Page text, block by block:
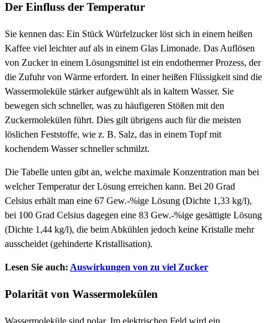
Der Einfluss der Temperatur
Sie kennen das: Ein Stück Würfelzucker löst sich in einem heißen
Kaffee viel leichter auf als in einem Glas Limonade. Das Auflösen
von Zucker in einem Lösungsmittel ist ein endothermer Prozess, der
die Zufuhr von Wärme erfordert. In einer heißen Flüssigkeit sind die
Wassermoleküle stärker aufgewühlt als in kaltem Wasser. Sie
bewegen sich schneller, was zu häufigeren Stößen mit den
Zuckermolekülen führt. Dies gilt übrigens auch für die meisten
löslichen Feststoffe, wie z. B. Salz, das in einem Topf mit
kochendem Wasser schneller schmilzt.
Die Tabelle unten gibt an, welche maximale Konzentration man bei
welcher Temperatur der Lösung erreichen kann. Bei 20 Grad
Celsius erhält man eine 67 Gew.-%ige Lösung (Dichte 1,33 kg/l),
bei 100 Grad Celsius dagegen eine 83 Gew.-%ige gesättigte Lösung
(Dichte 1,44 kg/l), die beim Abkühlen jedoch keine Kristalle mehr
ausscheidet (gehinderte Kristallisation).
Lesen Sie auch: Auswirkungen von zu viel Zucker
Polarität von Wassermolekülen
Wassermoleküle sind polar. Im elektrischen Feld wird ein